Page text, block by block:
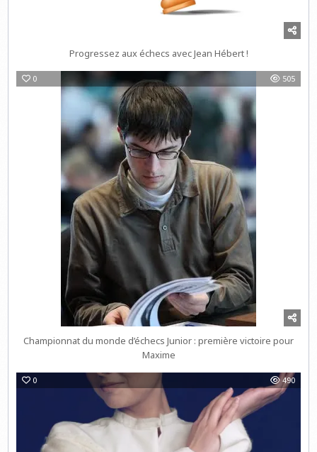
Progressez aux échecs avec Jean Hébert !
0 505
Championnat du monde d’échecs Junior : première victoire pour
Maxime
0 490